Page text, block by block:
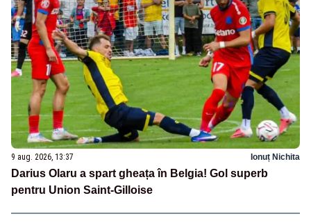
9 aug. 2026, 13:37 Ionuț Nichita
Darius Olaru a spart gheața în Belgia! Gol superb
pentru Union Saint-Gilloise